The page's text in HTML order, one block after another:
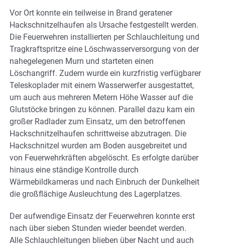
Vor Ort konnte ein teilweise in Brand geratener
Hackschnitzelhaufen als Ursache festgestellt werden.
Die Feuerwehren installierten per Schlauchleitung und
Tragkraftspritze eine Löschwasserversorgung von der
nahegelegenen Murn und starteten einen
Löschangriff. Zudem wurde ein kurzfristig verfügbarer
Teleskoplader mit einem Wasserwerfer ausgestattet,
um auch aus mehreren Metern Höhe Wasser auf die
Glutstöcke bringen zu können. Parallel dazu kam ein
großer Radlader zum Einsatz, um den betroffenen
Hackschnitzelhaufen schrittweise abzutragen. Die
Hackschnitzel wurden am Boden ausgebreitet und
von Feuerwehrkräften abgelöscht. Es erfolgte darüber
hinaus eine ständige Kontrolle durch
Wärmebildkameras und nach Einbruch der Dunkelheit
die großflächige Ausleuchtung des Lagerplatzes.
Der aufwendige Einsatz der Feuerwehren konnte erst
nach über sieben Stunden wieder beendet werden.
Alle Schlauchleitungen blieben über Nacht und auch